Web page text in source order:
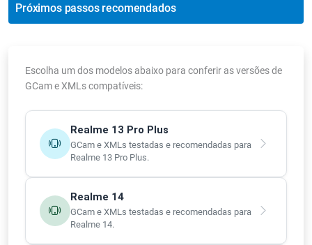
Próximos passos recomendados
Escolha um dos modelos abaixo para conferir as versões de
GCam e XMLs compatíveis:
Realme 13 Pro Plus
GCam e XMLs testadas e recomendadas para
Realme 13 Pro Plus.
Realme 14
GCam e XMLs testadas e recomendadas para
Realme 14.